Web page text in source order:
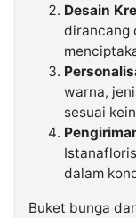
Desain
dirancang
warna,
sesuai
dalam
Buket bunga